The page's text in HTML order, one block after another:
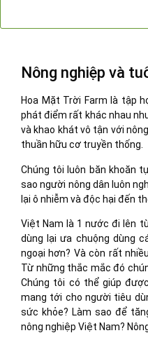
Nông nghiệp và
Hoa Mặt Trời Farm là tập
phát điểm rất khác nhau
và khao khát vô tận với
thuần hữu cơ truyền thống.
Chúng tôi luôn băn khoăn
sao người nông dân luôn
lại ô nhiễm và độc hại đến
Việt Nam là 1 nước đi lên
dùng lại ưa chuộng dùng
ngoại hơn? Và còn rất
Từ những thắc mắc đó
Chúng tôi có thể giúp
mang tới cho người tiêu
sức khỏe? Làm sao để
nông nghiệp Việt Nam?